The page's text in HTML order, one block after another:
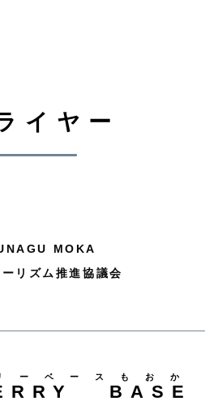
イヤー
MOKA
リズム推進協議会
BASE
ーベースもおか